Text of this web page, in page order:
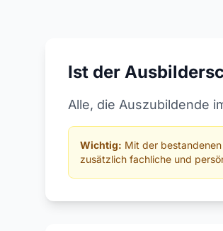
Ist der
Alle, die Auszubildende
Wichtig: Mit der
zusätzlich fachliche und